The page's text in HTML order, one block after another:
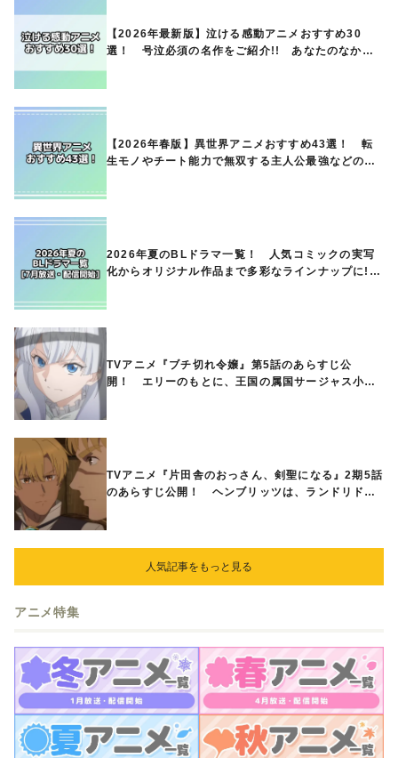
【2026年最新版】泣ける感動アニメおすすめ30
選！ 号泣必須の名作をご紹介!! あなたのなかの
【2026年春版】異世界アニメおすすめ43選！ 転
生モノやチート能力で無双する主人公最強などの人
2026年夏のBLドラマ一覧！ 人気コミックの実写
化からオリジナル作品まで多彩なラインナップに!!
TVアニメ『ブチ切れ令嬢』第5話のあらすじ公
開！ エリーのもとに、王国の属国サージャス小王
TVアニメ『片田舎のおっさん、剣聖になる』2期5話
のあらすじ公開！ ヘンブリッツは、ランドリドに
人気記事をもっと見る
アニメ特集